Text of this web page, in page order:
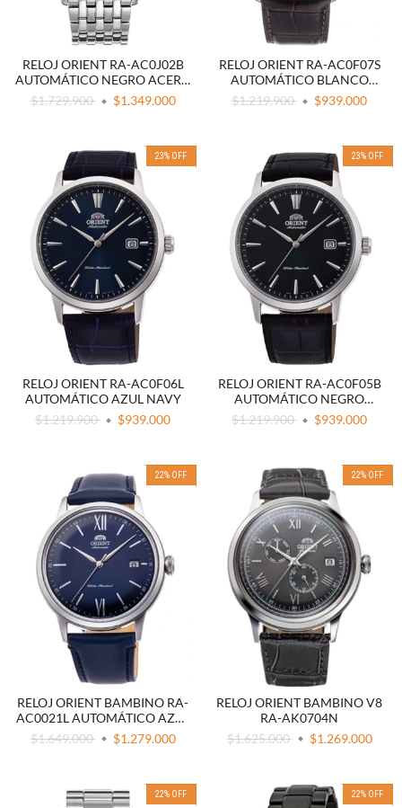
RELOJ ORIENT RA-AC0J02B
AUTOMÁTICO NEGRO ACERO
316L
$1.729.900 $1.349.000
RELOJ ORIENT RA-AC0F07S
AUTOMÁTICO BLANCO
CLÁSICO
$1.219.900 $939.000
23% OFF
RELOJ ORIENT RA-AC0F06L
AUTOMÁTICO AZUL NAVY
$1.219.900
$939.000
23% OFF
RELOJ ORIENT RA-AC0F05B
AUTOMÁTICO NEGRO
CLÁSICO
$1.219.900 $939.000
22% OFF
RELOJ ORIENT BAMBINO RA-
AC0021L AUTOMÁTICO AZUL
NAVY
$1.649.000 $1.279.000
22% OFF
RELOJ ORIENT BAMBINO V8
RA-AK0704N
$1.625.000
$1.269.000
22% OFF 22% OFF